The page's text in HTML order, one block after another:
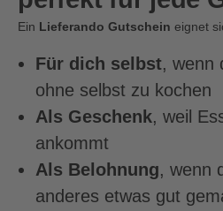
Ein Lieferando Gutschein eignet
Für dich selbst, wenn
ohne selbst zu kochen
Als Geschenk, weil
ankommt
Als Belohnung, wenn
anderes etwas gut